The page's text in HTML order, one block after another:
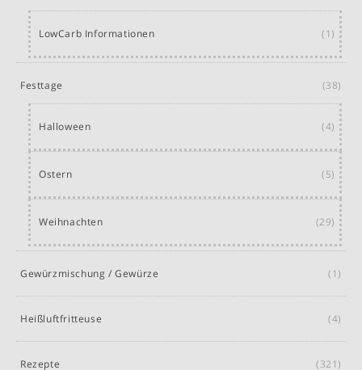
LowCarb Informationen (1)
Festtage (38)
Halloween (4)
Ostern (5)
Weihnachten (29)
Gewürzmischung / Gewürze (1)
Heißluftfritteuse (4)
Rezepte (321)